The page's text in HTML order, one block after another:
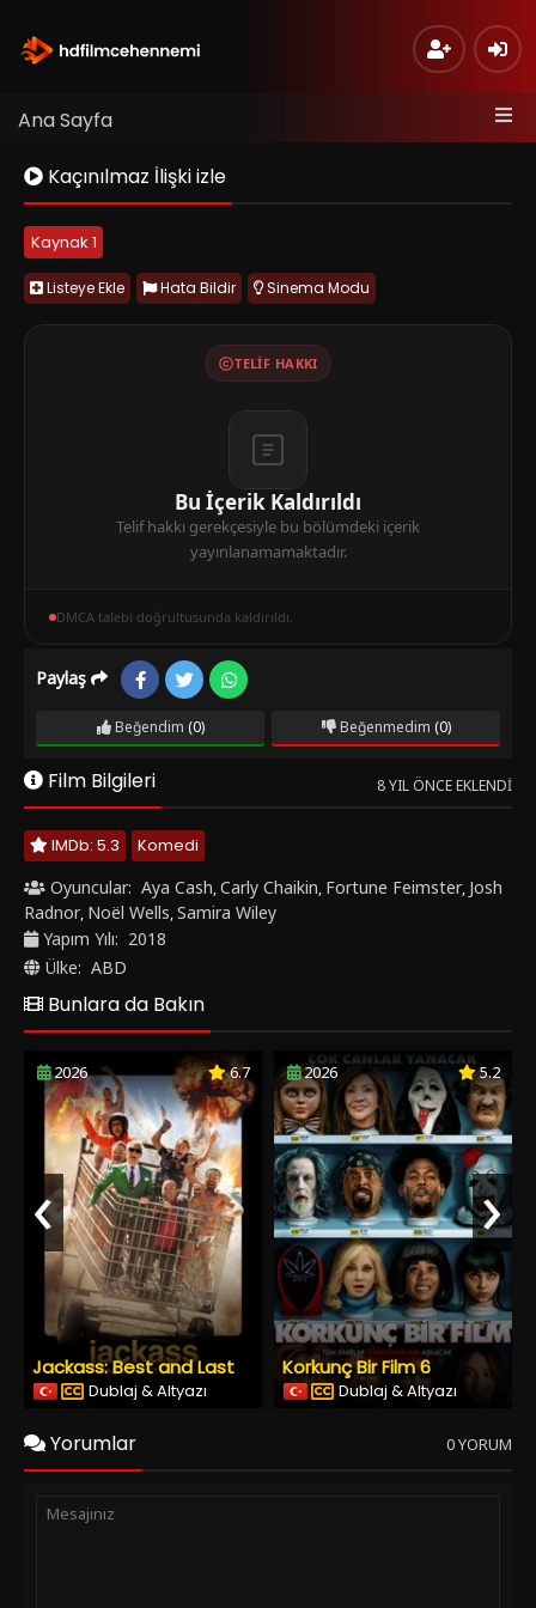
Ana Sayfa
Kaçınılmaz İlişki izle
Kaynak 1
Listeye Ekle Hata Bildir Sinema Modu
TELIF HAKKI
Bu İçerik Kaldırıldı
Telif hakkı gerekçesiyle bu bölümdeki içerik
yayınlanamamaktadır.
DMCA talebi doğrultusunda kaldırıldı.
Paylaş
Beğendim (0) Beğenmedim (0)
Film Bilgileri 8 YIL ÖNCE EKLENDI
IMDb: 5.3
Komedi
Oyuncular: Aya Cash,Carly Chaikin, Fortune Feimster, Josh
Radnor, Noël Wells,Samira Wiley
Yapım Yılı: 2018
Ülke: ABD
Bunlara da Bakın
2026 6.7
Jackass: Best and Last
Dublaj & Altyazı
2026 5.2
Korkunç Bir Film 6
Dublaj & Altyazı
‹ ›
Yorumlar 0 YORUM